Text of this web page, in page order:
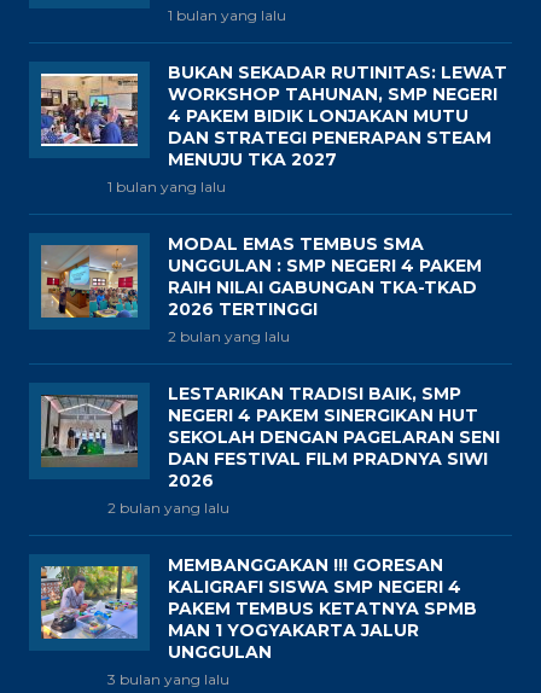
1 bulan yang lalu
BUKAN SEKADAR RUTINITAS: LEWAT
WORKSHOP TAHUNAN, SMP NEGERI
4 PAKEM BIDIK LONJAKAN MUTU
DAN STRATEGI PENERAPAN STEAM
MENUJU TKA 2027
1 bulan yang lalu
MODAL EMAS TEMBUS SMA
UNGGULAN : SMP NEGERI 4 PAKEM
RAIH NILAI GABUNGAN TKA-TKAD
2026 TERTINGGI
2 bulan yang lalu
LESTARIKAN TRADISI BAIK, SMP
NEGERI 4 PAKEM SINERGIKAN HUT
SEKOLAH DENGAN PAGELARAN SENI
DAN FESTIVAL FILM PRADNYA SIWI
2026
2 bulan yang lalu
MEMBANGGAKAN !!! GORESAN
KALIGRAFI SISWA SMP NEGERI 4
PAKEM TEMBUS KETATNYA SPMB
MAN 1 YOGYAKARTA JALUR
UNGGULAN
3 bulan yang lalu